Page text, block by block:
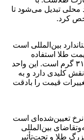
تبدیل می‌شود تا
کرد.
بین‌المللی است
طلا استفاده
می‌شود. هر اونس طلا دقیقاً معادل ۳۱.۱۰۳۵ گرم است. این واحد
کلیدی دارد و به
قیمت را با‌دقت
نرخ تعیین‌شده‌ای است
بین‌المللی
طلا و تحت‌تأثیر